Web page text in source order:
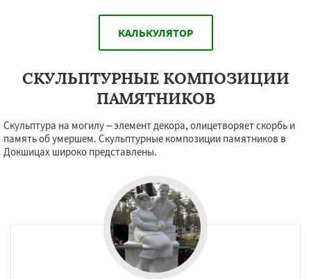
КАЛЬКУЛЯТОР
СКУЛЬПТУРНЫЕ КОМПОЗИЦИИ
ПАМЯТНИКОВ
Скульптура на могилу – элемент декора, олицетворяет скорбь и
память об умершем. Скульптурные композиции памятников в
Докшицах широко представлены.